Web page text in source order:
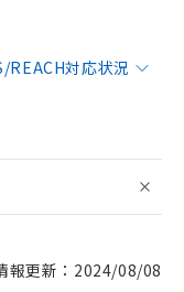
REACH対応状況
報更新：2024/08/08